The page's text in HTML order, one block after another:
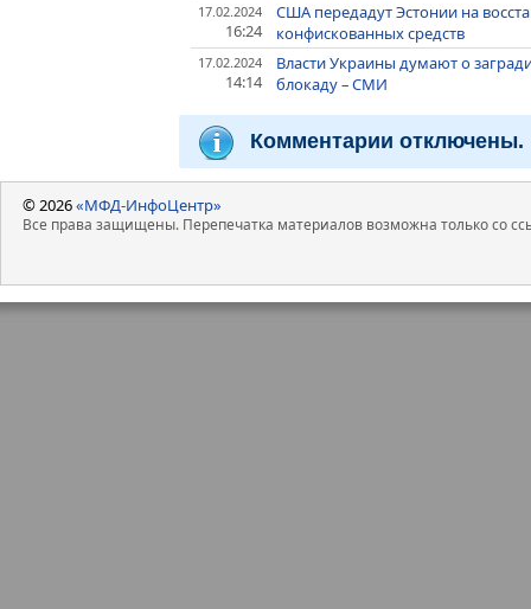
17.02.2024
16:24
США передадут Эстонии на
конфискованных средств
17.02.2024
14:14
Власти Украины думают о
блокаду – СМИ
Комментарии отключены.
© 2026«МФД-ИнфоЦентр»
Все права защищены. Перепечатка материалов возможна только со